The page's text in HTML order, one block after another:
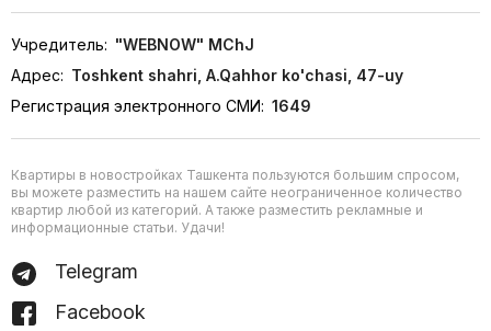
Учредитель: "WEBNOW" MChJ
Адрес: Toshkent shahri, A.Qahhor ko'chasi, 47-uy
Регистрация электронного СМИ: 1649
Квартиры в новостройках Ташкента пользуются большим спросом,
вы можете разместить на нашем сайте неограниченное количество
квартир любой из категорий. А также разместить рекламные и
информационные статьи. Удачи!
Telegram
Facebook